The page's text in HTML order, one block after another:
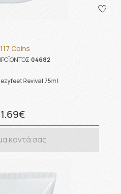
117 Coins
04682
Revival 75ml
κοντά σας